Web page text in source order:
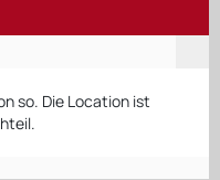
so. Die Location ist